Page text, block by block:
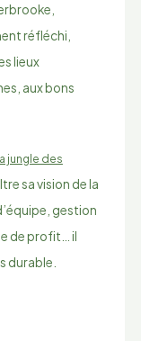
réfléchi,
lieux
aux bons
jungle des
sa vision de la
gestion
de profit… il
durable.